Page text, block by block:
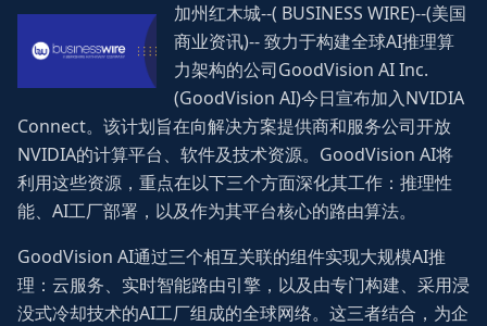
加州红木城--( BUSINESS WIRE)--(美国
商业资讯)-- 致力于构建全球AI推理算
力架构的公司GoodVision AI Inc.
(GoodVision AI)今日宣布加入NVIDIA
Connect。该计划旨在向解决方案提供商和服务公司开放
NVIDIA的计算平台、软件及技术资源。GoodVision AI将
利用这些资源，重点在以下三个方面深化其工作：推理性
能、AI工厂部署，以及作为其平台核心的路由算法。
GoodVision AI通过三个相互关联的组件实现大规模AI推
理：云服务、实时智能路由引擎，以及由专门构建、采用浸
没式冷却技术的AI工厂组成的全球网络。这三者结合，为企